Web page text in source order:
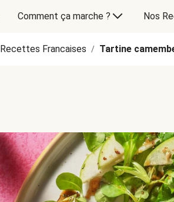
Comment ça marche ? Nos
Recettes Francaises / Tartine